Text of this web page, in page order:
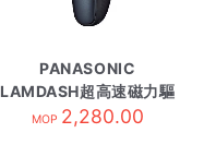
PANASONIC
LAMDASH超高速磁力驅
動電鬚刨 ESLV67
MOP 2,280.00